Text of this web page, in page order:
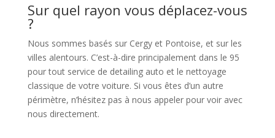
Sur quel rayon vous déplacez-vous
?
Nous sommes basés sur Cergy et Pontoise, et sur les
villes alentours. C’est-à-dire principalement dans le 95
pour tout service de detailing auto et le nettoyage
classique de votre voiture. Si vous êtes d’un autre
périmètre, n’hésitez pas à nous appeler pour voir avec
nous directement.